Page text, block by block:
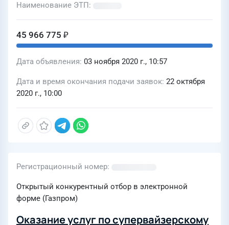
Наименование ЭТП
45 966 775 ₽
Дата объявления 03 ноября 2020 г., 10:57
Дата и время окончания подачи заявок 22 октября
2020 г., 10:00
Регистрационный номер
Открытый конкурентный отбор в электронной
форме (Газпром)
Оказание услуг по супервайзерскому